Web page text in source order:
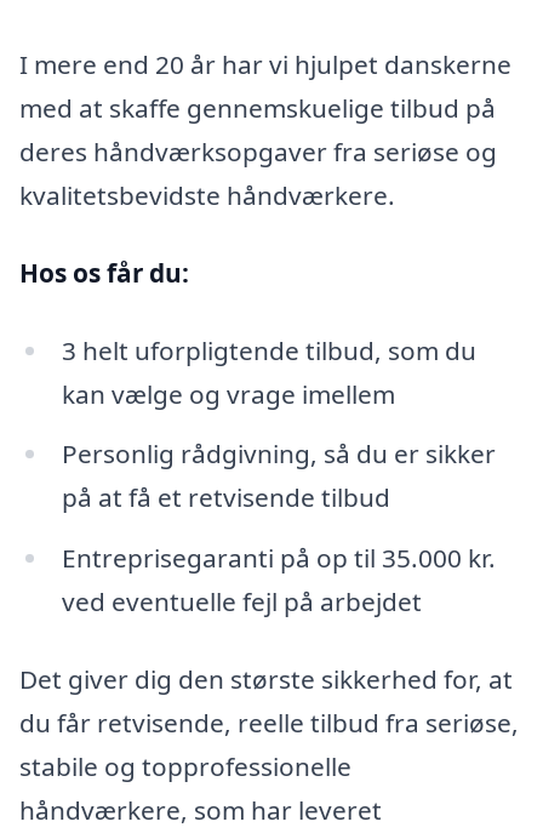
I mere end 20 år har vi hjulpet danskerne
med at skaffe gennemskuelige tilbud på
deres håndværksopgaver fra seriøse og
kvalitetsbevidste håndværkere.
Hos os får du:
3 helt uforpligtende tilbud, som du
kan vælge og vrage imellem
Personlig rådgivning, så du er sikker
på at få et retvisende tilbud
Entreprisegaranti på op til 35.000 kr.
ved eventuelle fejl på arbejdet
Det giver dig den største sikkerhed for, at
du får retvisende, reelle tilbud fra seriøse,
stabile og topprofessionelle
håndværkere, som har leveret